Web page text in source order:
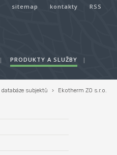
sitemap kontakty RSS
| PRODUKTY A SLUŽBY
|
databáze subjektů › Ekotherm ZO s.r.o.